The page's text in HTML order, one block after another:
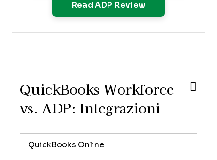
Expense Tracking
External Integrations
Feedback Management
Scheduling
Read ADP ReviewOpens New
QuickBooks Workforce
vs. ADP: Integrazioni
QuickBooks Online